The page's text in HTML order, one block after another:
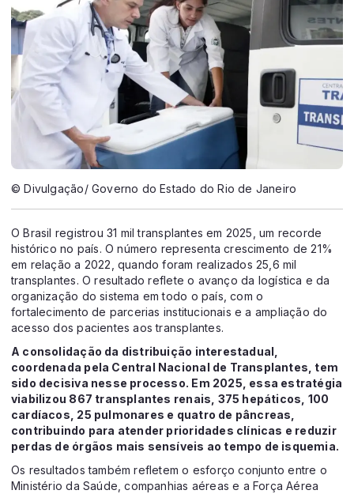
© Divulgação/ Governo do Estado do Rio de Janeiro
O Brasil registrou 31 mil transplantes em 2025, um recorde
histórico no país. O número representa crescimento de 21%
em relação a 2022, quando foram realizados 25,6 mil
transplantes. O resultado reflete o avanço da logística e da
organização do sistema em todo o país, com o
fortalecimento de parcerias institucionais e a ampliação do
acesso dos pacientes aos transplantes.
A consolidação da distribuição interestadual,
coordenada pela Central Nacional de Transplantes, tem
sido decisiva nesse processo. Em 2025, essa estratégia
viabilizou 867 transplantes renais, 375 hepáticos, 100
cardíacos, 25 pulmonares e quatro de pâncreas,
contribuindo para atender prioridades clínicas e reduzir
perdas de órgãos mais sensíveis ao tempo de isquemia.
Os resultados também refletem o esforço conjunto entre o
Ministério da Saúde, companhias aéreas e a Força Aérea